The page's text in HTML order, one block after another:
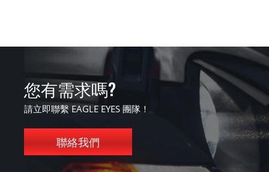
您有需求嗎?
請立即聯繫 EAGLE EYES 團隊！
聯絡我們